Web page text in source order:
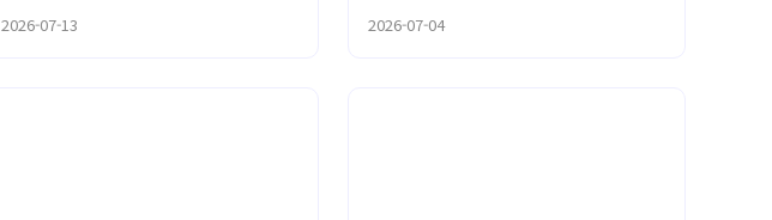
2026-07-13 2026-07-04